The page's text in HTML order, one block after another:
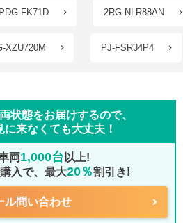
PDG-FK71D 2RG-NLR88AN
XZU720M PJ-FSR34P4
状態をお届けするので、
に来なくても大丈夫！
両1,000台 以上!
入で、最大20％割引き!
ル問い合わせ